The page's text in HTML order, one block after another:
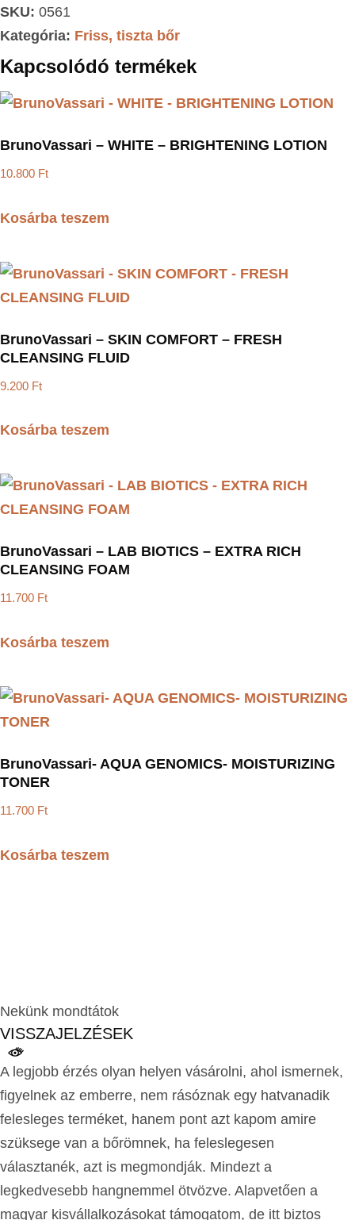
SKU: 0561
Kategória: Friss, tiszta bőr
Kapcsolódó termékek
BrunoVassari – WHITE – BRIGHTENING LOTION
10.800 Ft
Kosárba teszem
BrunoVassari – SKIN COMFORT – FRESH
CLEANSING FLUID
9.200 Ft
Kosárba teszem
BrunoVassari – LAB BIOTICS – EXTRA RICH
CLEANSING FOAM
11.700 Ft
Kosárba teszem
BrunoVassari- AQUA GENOMICS- MOISTURIZING
TONER
11.700 Ft
Kosárba teszem
Nekünk mondtátok
VISSZAJELZÉSEK
A legjobb érzés olyan helyen vásárolni, ahol ismernek,
figyelnek az emberre, nem rásóznak egy hatvanadik
felesleges terméket, hanem pont azt kapom amire
szüksege van a bőrömnek, ha feleslegesen
választanék, azt is megmondják. Mindezt a
legkedvesebb hangnemmel ötvözve. Alapvetően a
magyar kisvállalkozásokat támogatom, de itt biztos